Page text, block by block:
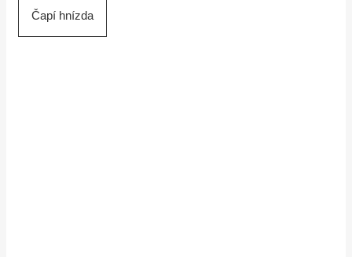
Čapí hnízda